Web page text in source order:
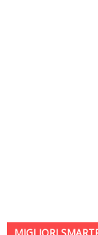
MIGLIORI